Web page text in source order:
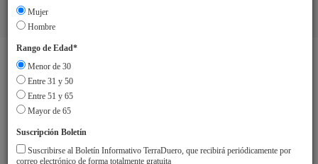
Mujer
Hombre
Rango de Edad*
Menor de 30
Entre 31 y 50
Entre 51 y 65
Mayor de 65
Suscripción Boletín
Suscribirse al Boletín Informativo TerraDuero, que recibirá periódicamente por
correo electrónico de forma totalmente gratuita
Aviso Legal